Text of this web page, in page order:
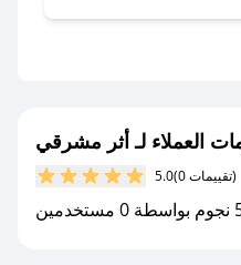
على كل مشترياتك مع
العملاء لـ أثر مشرقي
5.0 (0 تقييمات)